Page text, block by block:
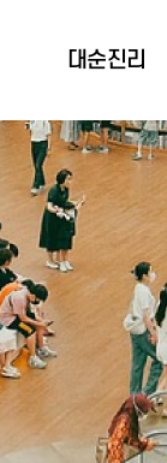
대순진리
대순진리역사
3대 기본사업
3대 중요사업
전국도장소개